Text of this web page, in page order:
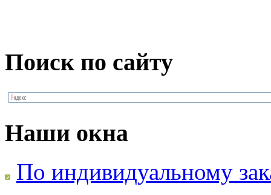
Поиск по сайту
Наши окна
По индивидуальному